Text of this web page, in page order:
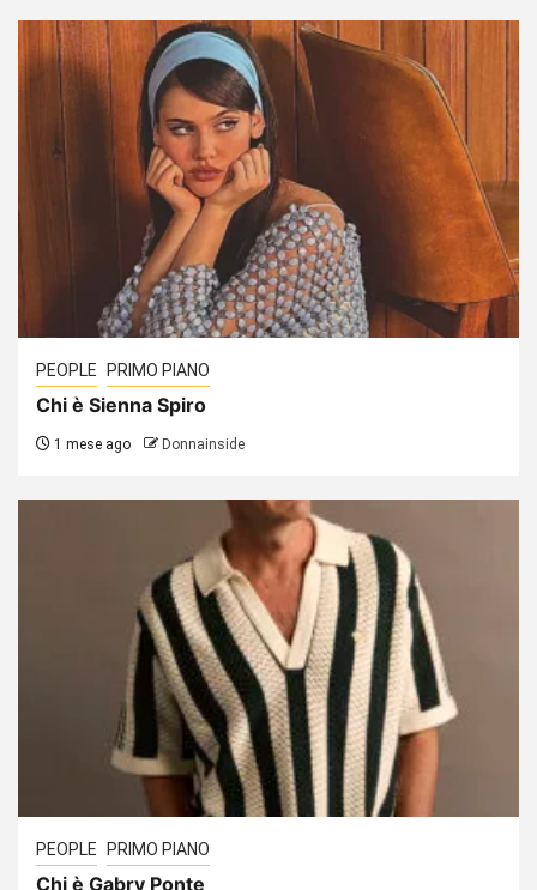
PEOPLE PRIMO PIANO
Chi è Sienna Spiro
1 mese ago Donnainside
PEOPLE PRIMO PIANO
Chi è Gabry Ponte